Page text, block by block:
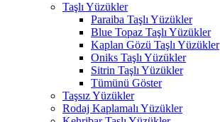
Taşlı Yüzükler
Paraiba Taşlı Yüzükler
Blue Topaz Taşlı Yüzükler
Kaplan Gözü Taşlı Yüzükler
Oniks Taşlı Yüzükler
Sitrin Taşlı Yüzükler
Tümünü Göster
Taşsız Yüzükler
Rodaj Kaplamalı Yüzükler